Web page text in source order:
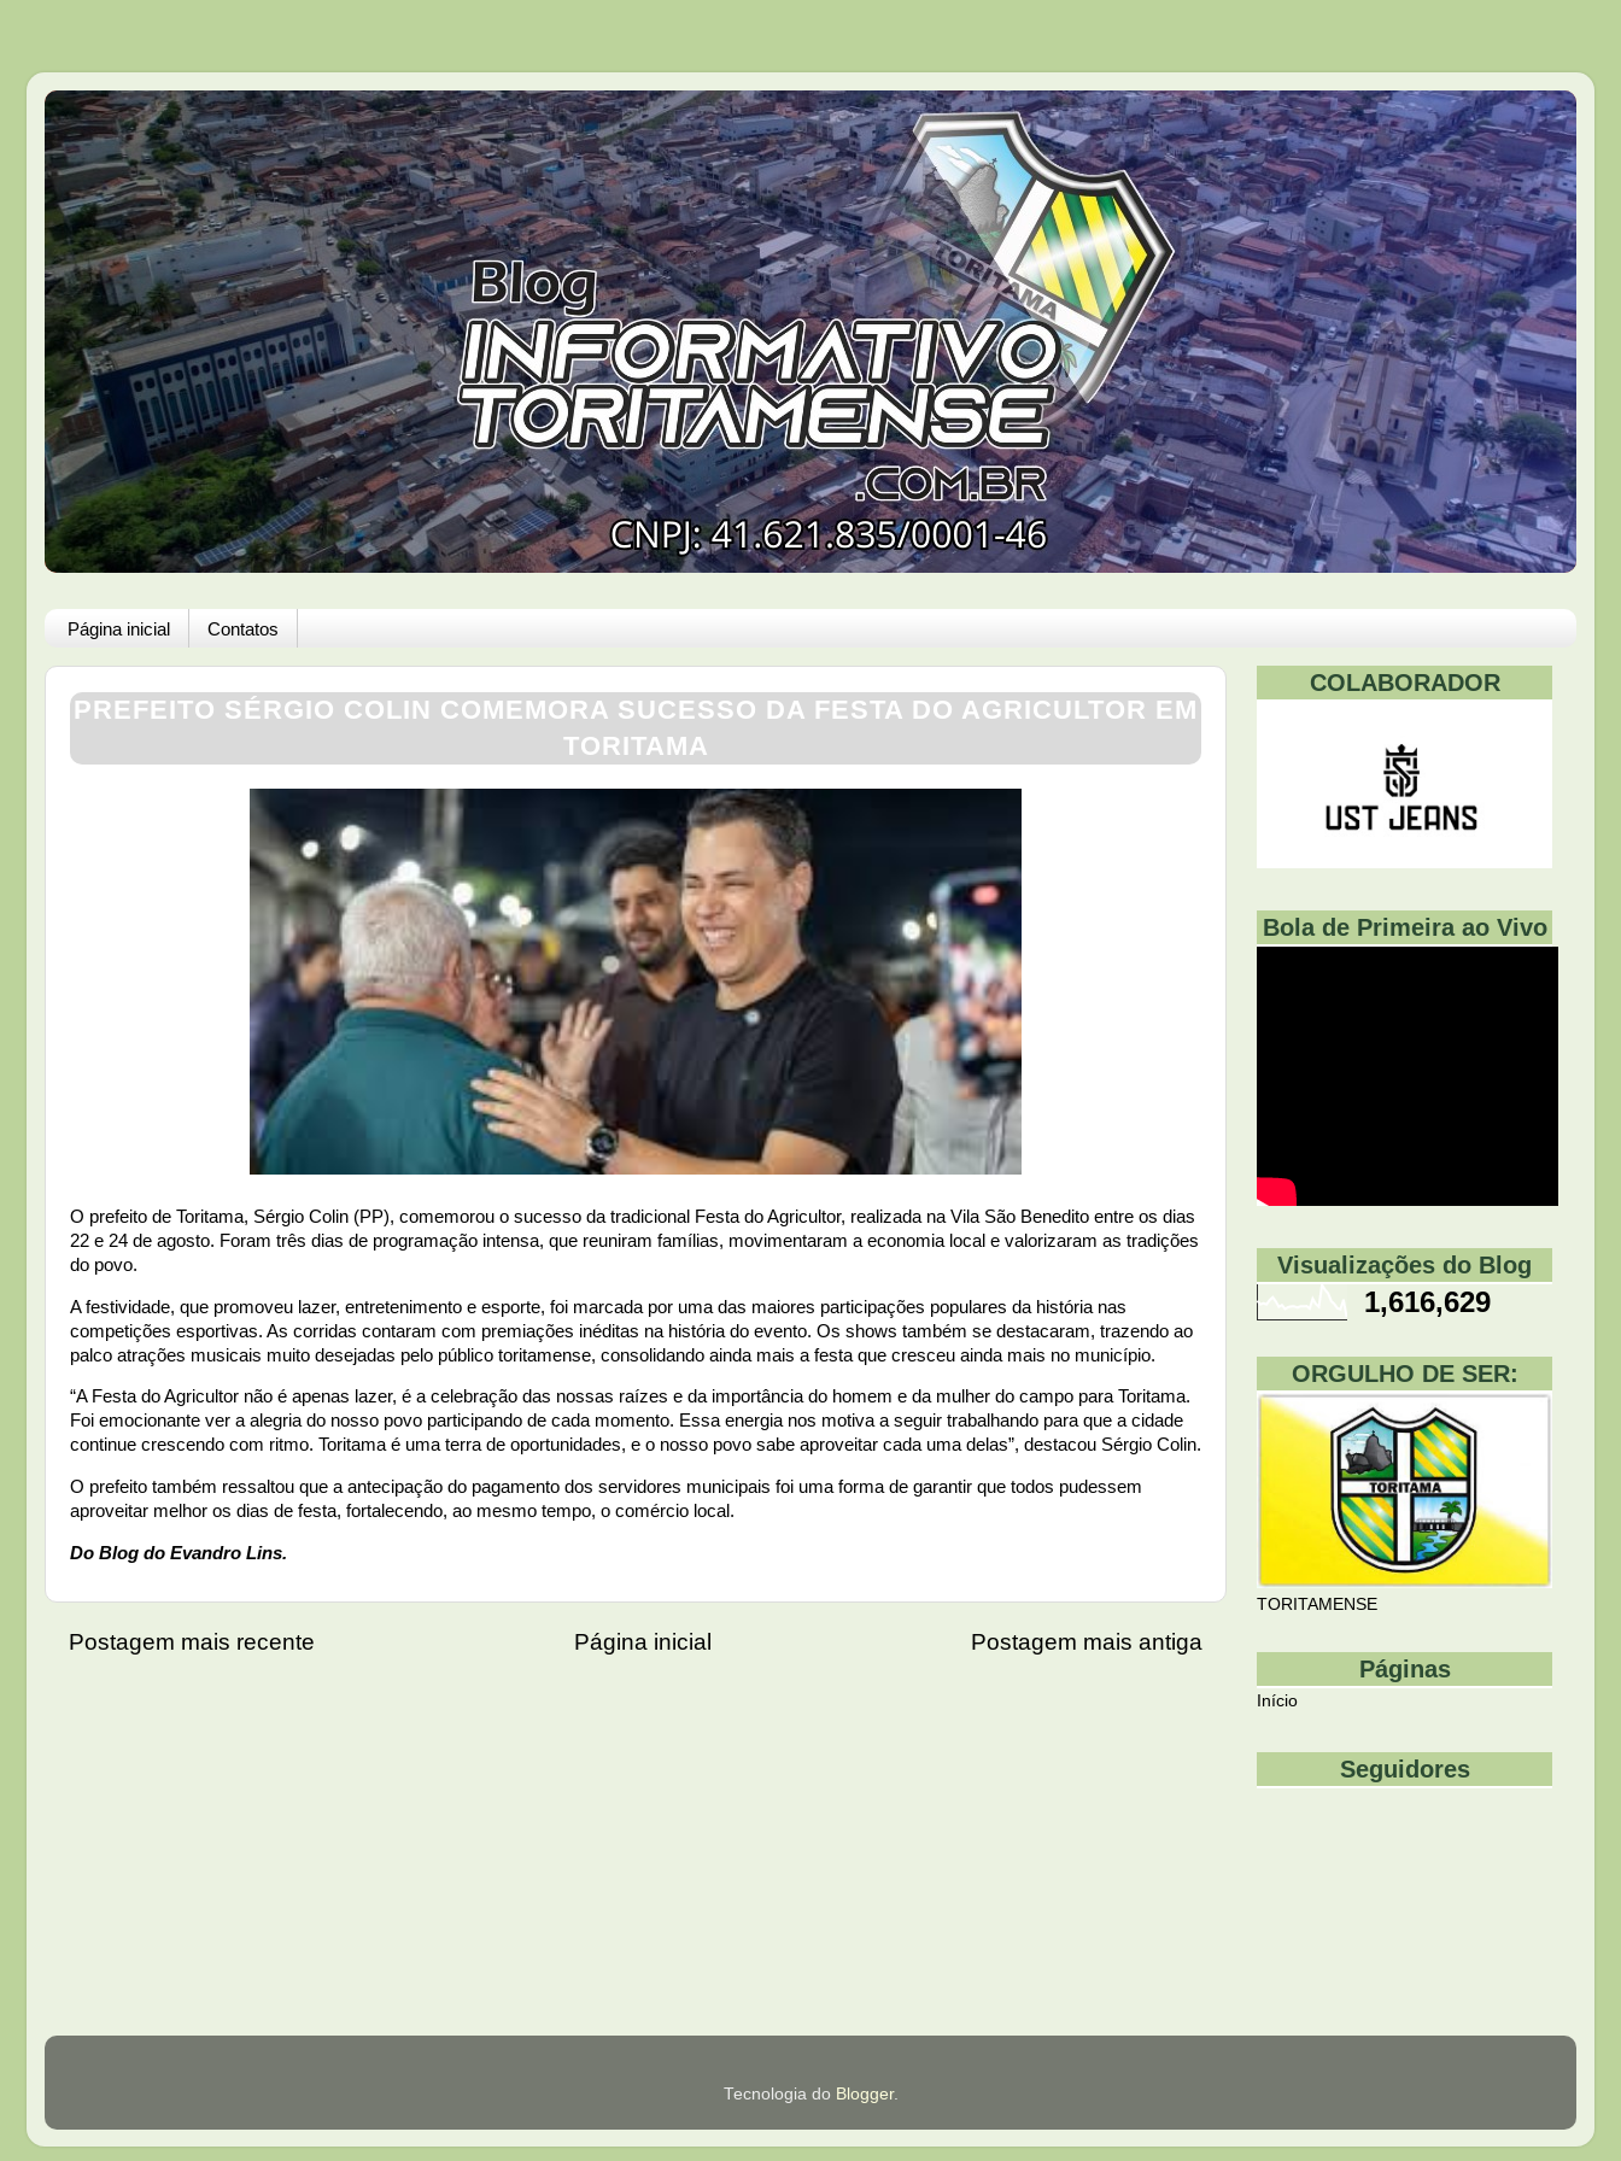
Página inicial Contatos
PREFEITO SÉRGIO COLIN COMEMORA SUCESSO DA FESTA DO AGRICULTOR EM
TORITAMA
O prefeito de Toritama, Sérgio Colin (PP), comemorou o sucesso da tradicional Festa do Agricultor, realizada na Vila São Benedito entre os dias
22 e 24 de agosto. Foram três dias de programação intensa, que reuniram famílias, movimentaram a economia local e valorizaram as tradições
do povo.
A festividade, que promoveu lazer, entretenimento e esporte, foi marcada por uma das maiores participações populares da história nas
competições esportivas. As corridas contaram com premiações inéditas na história do evento. Os shows também se destacaram, trazendo ao
palco atrações musicais muito desejadas pelo público toritamense, consolidando ainda mais a festa que cresceu ainda mais no município.
“A Festa do Agricultor não é apenas lazer, é a celebração das nossas raízes e da importância do homem e da mulher do campo para Toritama.
Foi emocionante ver a alegria do nosso povo participando de cada momento. Essa energia nos motiva a seguir trabalhando para que a cidade
continue crescendo com ritmo. Toritama é uma terra de oportunidades, e o nosso povo sabe aproveitar cada uma delas”, destacou Sérgio Colin.
O prefeito também ressaltou que a antecipação do pagamento dos servidores municipais foi uma forma de garantir que todos pudessem
aproveitar melhor os dias de festa, fortalecendo, ao mesmo tempo, o comércio local.
Do Blog do Evandro Lins.
Postagem mais recente Postagem mais antiga
Página inicial
COLABORADOR
Bola de Primeira ao Vivo
Visualizações do Blog
1,616,629
ORGULHO DE SER:
TORITAMENSE
Páginas
Início
Seguidores
Tecnologia do Blogger.